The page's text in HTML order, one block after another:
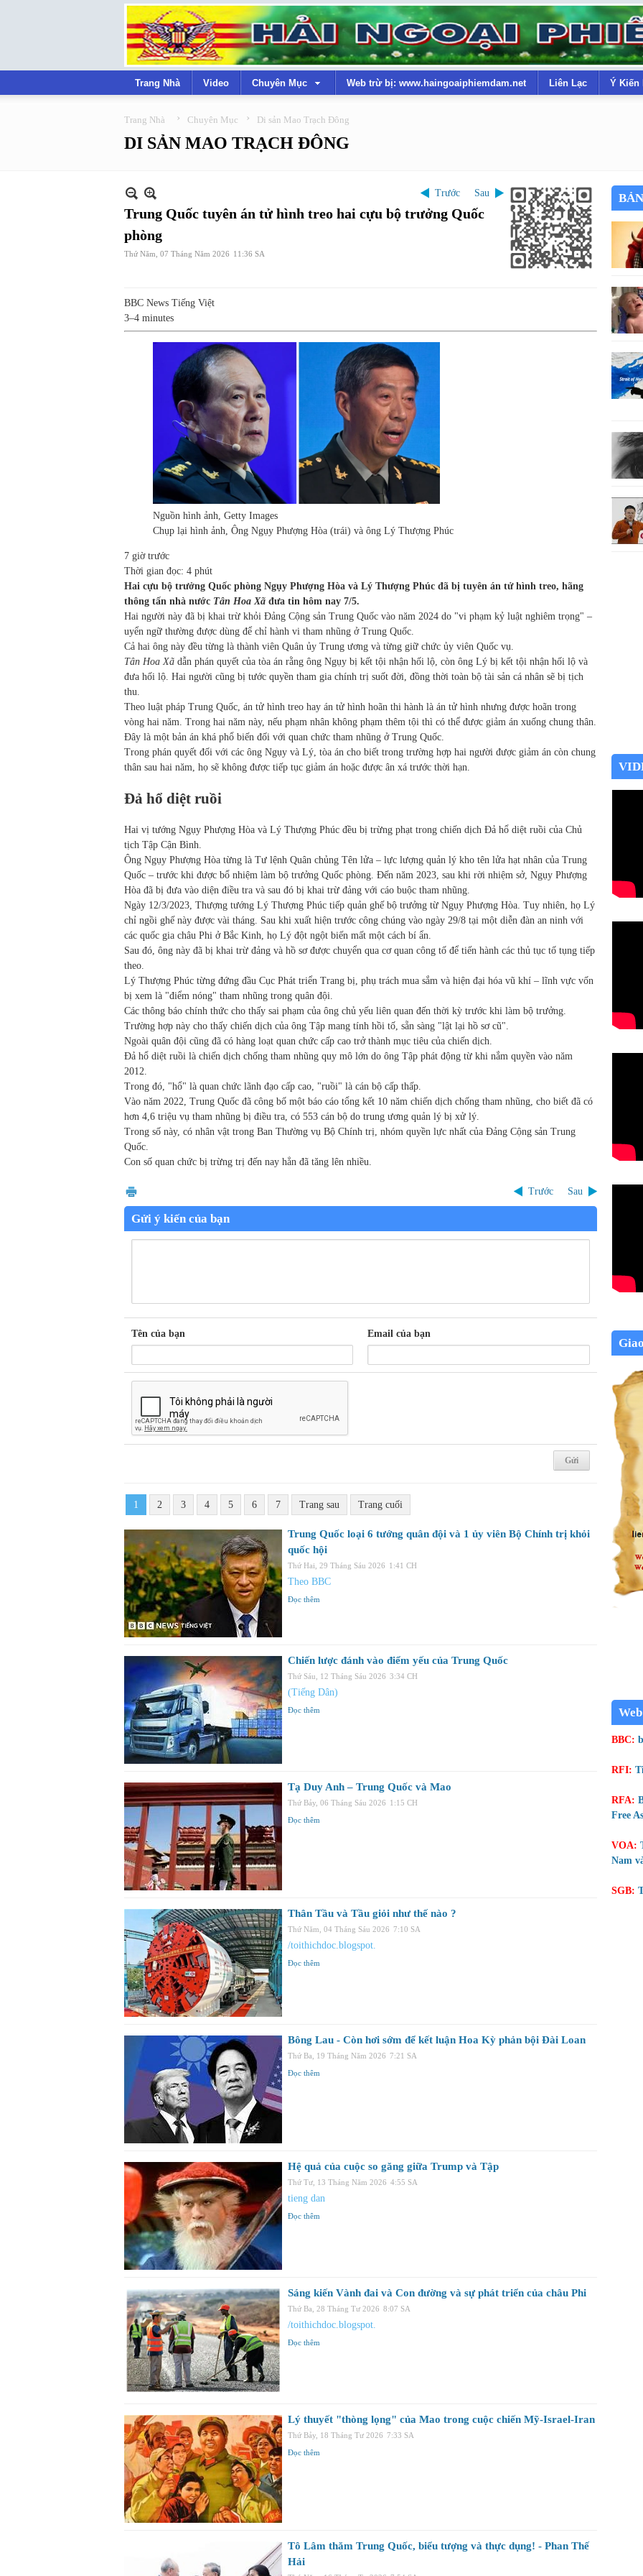
Trang Nhà Video Chuyên Mục Web trừ bị: www.haingoaiphiemdam.net Liên Lạc Ý Kiến
Trang Nhà › Chuyên Mục › Di sản Mao Trạch Đông
DI SẢN MAO TRẠCH ĐÔNG
Trước Sau
Trung Quốc tuyên án tử hình treo hai cựu bộ trưởng Quốc
phòng
Thứ Năm, 07 Tháng Năm 2026 11:36 SA
BBC News Tiếng Việt
3–4 minutes
Nguồn hình ảnh, Getty Images
Chụp lại hình ảnh, Ông Ngụy Phượng Hòa (trái) và ông Lý Thượng Phúc
7 giờ trước
Thời gian đọc: 4 phút
Hai cựu bộ trưởng Quốc phòng Ngụy Phượng Hòa và Lý Thượng Phúc đã bị tuyên án tử hình treo, hãng
thông tấn nhà nước Tân Hoa Xã đưa tin hôm nay 7/5.
Hai người này đã bị khai trừ khỏi Đảng Cộng sản Trung Quốc vào năm 2024 do "vi phạm kỷ luật nghiêm trọng" –
uyển ngữ thường được dùng để chỉ hành vi tham nhũng ở Trung Quốc.
Cả hai ông này đều từng là thành viên Quân ủy Trung ương và từng giữ chức ủy viên Quốc vụ.
Tân Hoa Xã dẫn phán quyết của tòa án rằng ông Ngụy bị kết tội nhận hối lộ, còn ông Lý bị kết tội nhận hối lộ và
đưa hối lộ. Hai người cũng bị tước quyền tham gia chính trị suốt đời, đồng thời toàn bộ tài sản cá nhân sẽ bị tịch
thu.
Theo luật pháp Trung Quốc, án tử hình treo hay án tử hình hoãn thi hành là án tử hình nhưng được hoãn trong
vòng hai năm. Trong hai năm này, nếu phạm nhân không phạm thêm tội thì có thể được giảm án xuống chung thân.
Đây là một bản án khá phổ biến đối với quan chức tham nhũng ở Trung Quốc.
Trong phán quyết đối với các ông Ngụy và Lý, tòa án cho biết trong trường hợp hai người được giảm án còn chung
thân sau hai năm, họ sẽ không được tiếp tục giảm án hoặc được ân xá trước thời hạn.
Đả hổ diệt ruồi
Hai vị tướng Ngụy Phượng Hòa và Lý Thượng Phúc đều bị trừng phạt trong chiến dịch Đả hổ diệt ruồi của Chủ
tịch Tập Cận Bình.
Ông Ngụy Phượng Hòa từng là Tư lệnh Quân chủng Tên lửa – lực lượng quản lý kho tên lửa hạt nhân của Trung
Quốc – trước khi được bổ nhiệm làm bộ trưởng Quốc phòng. Đến năm 2023, sau khi rời nhiệm sở, Ngụy Phượng
Hòa đã bị đưa vào diện điều tra và sau đó bị khai trừ đảng với cáo buộc tham nhũng.
Ngày 12/3/2023, Thượng tướng Lý Thượng Phúc tiếp quản ghế bộ trưởng từ Ngụy Phượng Hòa. Tuy nhiên, họ Lý
chỉ ngồi ghế này được vài tháng. Sau khi xuất hiện trước công chúng vào ngày 29/8 tại một diễn đàn an ninh với
các quốc gia châu Phi ở Bắc Kinh, họ Lý đột ngột biến mất một cách bí ẩn.
Sau đó, ông này đã bị khai trừ đảng và hồ sơ được chuyển qua cơ quan công tố để tiến hành các thủ tục tố tụng tiếp
theo.
Lý Thượng Phúc từng đứng đầu Cục Phát triển Trang bị, phụ trách mua sắm và hiện đại hóa vũ khí – lĩnh vực vốn
bị xem là "điểm nóng" tham nhũng trong quân đội.
Các thông báo chính thức cho thấy sai phạm của ông chủ yếu liên quan đến thời kỳ trước khi làm bộ trưởng.
Trường hợp này cho thấy chiến dịch của ông Tập mang tính hồi tố, sẵn sàng "lật lại hồ sơ cũ".
Ngoài quân đội cũng đã có hàng loạt quan chức cấp cao trở thành mục tiêu của chiến dịch.
Đả hổ diệt ruồi là chiến dịch chống tham nhũng quy mô lớn do ông Tập phát động từ khi nắm quyền vào năm
2012.
Trong đó, "hổ" là quan chức lãnh đạo cấp cao, "ruồi" là cán bộ cấp thấp.
Vào năm 2022, Trung Quốc đã công bố một báo cáo tổng kết 10 năm chiến dịch chống tham nhũng, cho biết đã có
hơn 4,6 triệu vụ tham nhũng bị điều tra, có 553 cán bộ do trung ương quản lý bị xử lý.
Trong số này, có nhân vật trong Ban Thường vụ Bộ Chính trị, nhóm quyền lực nhất của Đảng Cộng sản Trung
Quốc.
Con số quan chức bị trừng trị đến nay hẳn đã tăng lên nhiều.
Trước Sau
Gửi ý kiến của bạn
Tên của bạn Email của bạn
1 2 3 4 5 6 7 Trang sau Trang cuối
Trung Quốc loại 6 tướng quân đội và 1 ủy viên Bộ Chính trị khỏi
quốc hội
Thứ Hai, 29 Tháng Sáu 2026 1:41 CH
Theo BBC
Đọc thêm
Chiến lược đánh vào điểm yếu của Trung Quốc
Thứ Sáu, 12 Tháng Sáu 2026 3:34 CH
(Tiếng Dân)
Đọc thêm
Tạ Duy Anh – Trung Quốc và Mao
Thứ Bảy, 06 Tháng Sáu 2026 1:15 CH
Đọc thêm
Thân Tầu và Tầu giỏi như thế nào ?
Thứ Năm, 04 Tháng Sáu 2026 7:10 SA
/toithichdoc.blogspot.
Đọc thêm
Bông Lau - Còn hơi sớm để kết luận Hoa Kỳ phản bội Đài Loan
Thứ Ba, 19 Tháng Năm 2026 7:21 SA
Đọc thêm
Hệ quả của cuộc so găng giữa Trump và Tập
Thứ Tư, 13 Tháng Năm 2026 4:55 SA
tieng dan
Đọc thêm
Sáng kiến ​​Vành đai và Con đường và sự phát triển của châu Phi
Thứ Ba, 28 Tháng Tư 2026 8:07 SA
/toithichdoc.blogspot.
Đọc thêm
Lý thuyết "thòng lọng" của Mao trong cuộc chiến Mỹ-Israel-Iran
Thứ Bảy, 18 Tháng Tư 2026 7:33 SA
Đọc thêm
Tô Lâm thăm Trung Quốc, biểu tượng và thực dụng! - Phan Thế
Hải
BBC:
RFI:
RFA:
Free
VOA:
Nam
SGB: